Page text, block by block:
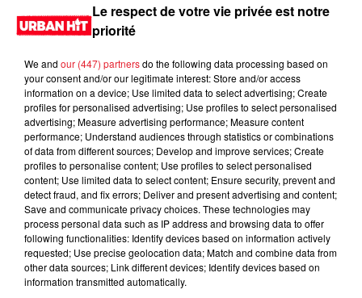
0:00 2 min 18 sec
24 décembre 2024 - 2 min 18 sec
MORNING SHOW 07H43 du 24.12.2024
Le respect de votre vie privée est notre
priorité
We and our (447) partnersdo the following data processing based on
your consent and/or our legitimate interest: Store and/or access
information on a device; Use limited data to select advertising; Create
profiles for personalised advertising; Use profiles to select personalised
advertising; Measure advertising performance; Measure content
performance; Understand audiences through statistics or combinations
of data from different sources; Develop and improve services; Create
profiles to personalise content; Use profiles to select personalised
content; Use limited data to select content; Ensure security, prevent and
detect fraud, and fix errors; Deliver and present advertising and content;
Save and communicate privacy choices. These technologies may
process personal data such as IP address and browsing data to offer
following functionalities: Identify devices based on information actively
requested; Use precise geolocation data; Match and combine data from
other data sources; Link different devices; Identify devices based on
information transmitted automatically.